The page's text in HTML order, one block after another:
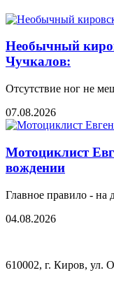
Необычный
Чучкалов:
Отсутствие ног не
07.08.2026
Мотоциклист
вождении
Главное правило - на
04.08.2026
610002, г. Киров, ул.